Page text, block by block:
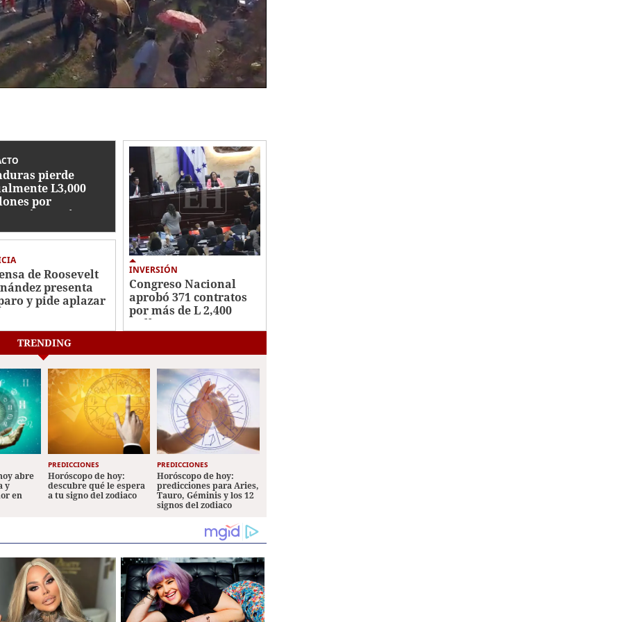
pierde
L3,000
por
según CNA
de Roosevelt
presenta
y pide aplazar
INVERSIÓN
Congreso Nacional
aprobó 371 contratos
por más de L 2,400
millones para
TRENDING
abre
y
en
PREDICCIONES
Horóscopo de hoy:
descubre qué le espera
a tu signo del zodiaco
PREDICCIONES
Horóscopo de hoy:
predicciones para Aries,
Tauro, Géminis y los 12
signos del zodiaco